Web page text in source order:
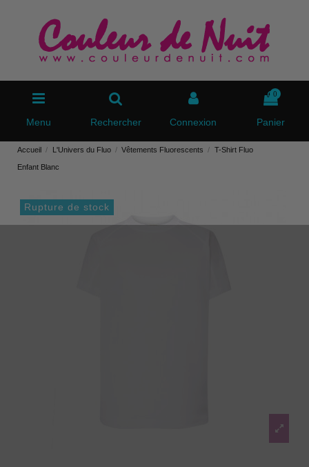
Menu Rechercher Connexion
0
Panier
Accueil L'Univers du Fluo Vêtements Fluorescents T-Shirt Fluo
Enfant Blanc
Rupture de stock